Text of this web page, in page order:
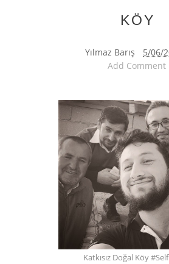
KÖY
Yılmaz Barış
5/06/
Add Comment
Katkısız Doğal Köy